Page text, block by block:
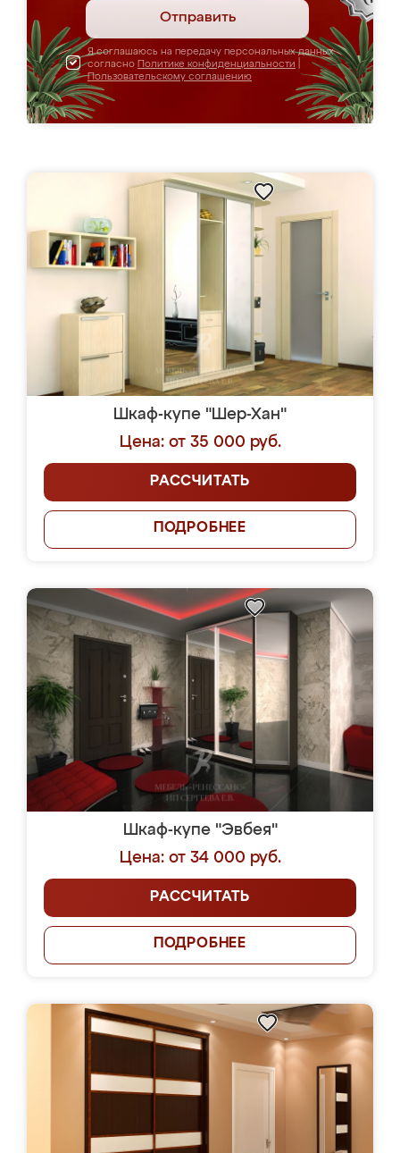
Отправить
Я соглашаюсь на передачу персональных данных
согласно Политике конфиденциальности
Пользовательскому соглашению
Шкаф-купе "Шер-Хан"
Цена: от 35 000 руб.
РАССЧИТАТЬ
ПОДРОБНЕЕ
Шкаф-купе "Эвбея"
Цена: от 34 000 руб.
РАССЧИТАТЬ
ПОДРОБНЕЕ